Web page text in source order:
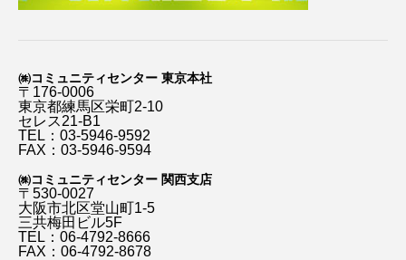
㈱コミュニティセンター 東京本社
〒176-0006
東京都練馬区栄町2-10
セレス21-B1
TEL：03-5946-9592
FAX：03-5946-9594
㈱コミュニティセンター 関西支店
〒530-0027
大阪市北区堂山町1-5
三共梅田ビル5F
TEL：06-4792-8666
FAX：06-4792-8678